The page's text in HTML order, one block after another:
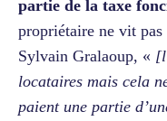
partie de la taxe
propriétaire ne vit pas
Sylvain Gralaoup, «
locataires mais cela
paient une partie